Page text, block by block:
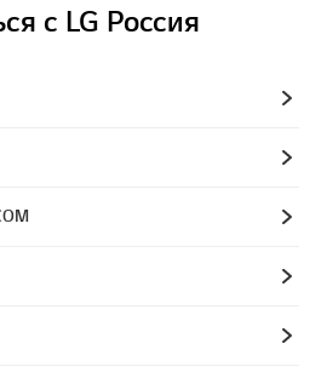
с LG Россия